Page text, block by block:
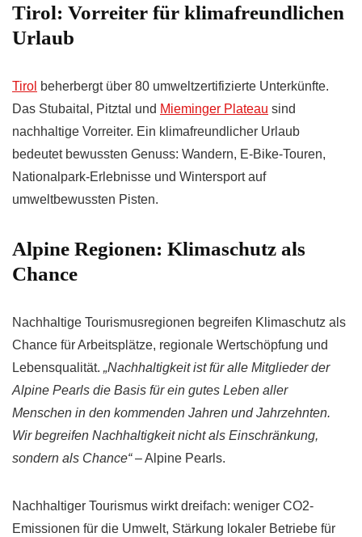
Tirol: Vorreiter für klimafreundlichen
Urlaub
Tirol beherbergt über 80 umweltzertifizierte Unterkünfte.
Das Stubaital, Pitztal und Mieminger Plateau sind
nachhaltige Vorreiter. Ein klimafreundlicher Urlaub
bedeutet bewussten Genuss: Wandern, E-Bike-Touren,
Nationalpark-Erlebnisse und Wintersport auf
umweltbewussten Pisten.
Alpine Regionen: Klimaschutz als
Chance
Nachhaltige Tourismusregionen begreifen Klimaschutz als
Chance für Arbeitsplätze, regionale Wertschöpfung und
Lebensqualität. „Nachhaltigkeit ist für alle Mitglieder der
Alpine Pearls die Basis für ein gutes Leben aller
Menschen in den kommenden Jahren und Jahrzehnten.
Wir begreifen Nachhaltigkeit nicht als Einschränkung,
sondern als Chance“– Alpine Pearls.
Nachhaltiger Tourismus wirkt dreifach: weniger CO2-
Emissionen für die Umwelt, Stärkung lokaler Betriebe für